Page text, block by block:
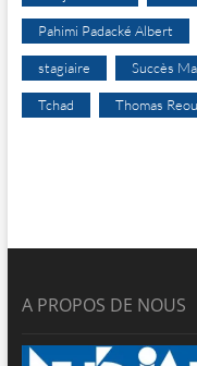
Pahimi Padacké Albert
stagiaire Succès
Tchad Thomas
A PROPOS DE NOUS